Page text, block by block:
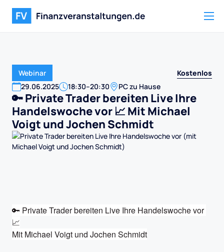
Webinar
Kostenlos
29.06.2025 18:30–20:30 PC zu Hause
🔑 Private Trader bereiten Live Ihre
Handelswoche vor 📈 Mit Michael
Voigt und Jochen Schmidt
🔑 Private Trader bereiten Live Ihre Handelswoche vor
📈
Mit Michael Voigt und Jochen Schmidt